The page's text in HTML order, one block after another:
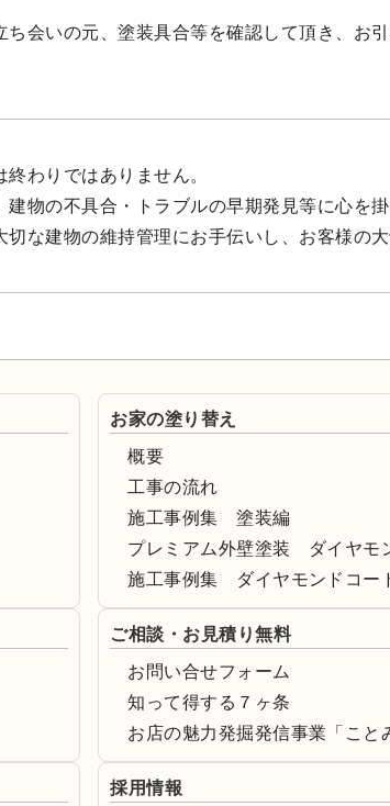
ち会いの元、塗装具合等を確認して頂き、お引
終わりではありません。
建物の不具合・トラブルの早期発見等に心を
切な建物の維持管理にお手伝いし、お客様の
お家の塗り替え
概要
工事の流れ
施工事例集 塗装編
プレミアム外壁塗装 ダイヤモ
施工事例集 ダイヤモンドコー
ご相談・お見積り無料
お問い合せフォーム
知って得する７ヶ条
お店の魅力発掘発信事業「こと
採用情報